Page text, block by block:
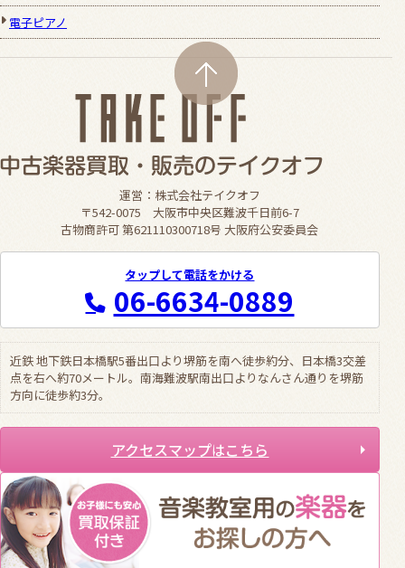
電子ピアノ
運営：株式会社テイクオフ
〒542-0075 大阪市中央区難波千日前6-7
古物商許可 第621110300718号 大阪府公安委員会
タップして電話をかける
06-6634-0889
近鉄 地下鉄日本橋駅5番出口より堺筋を南へ徒歩約分、日本橋3交差
点を右へ約70メートル。南海難波駅南出口よりなんさん通りを堺筋
方向に徒歩約3分。
アクセスマップはこちら